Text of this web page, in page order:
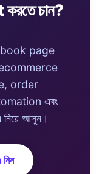
চান?
page
order
এবং
আসুন।